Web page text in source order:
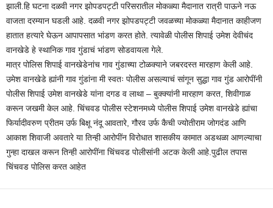
झाली.हि घटना दळवी नगर झोपडपट्टी परिसरातील मोकळ्या मैदानात रात्री पाऊने नऊ
वाजता दरम्यान घडली आहे. दळवी नगर झोपडपट्टी जवळच्या मोकळ्या मैदानात काहीजण
हातात हत्यारे घेऊन आपापसात भांडण करत होते. त्यावेळी पोलीस शिपाई उमेश देवीचंद
वानखेडे हे स्थानिक गाव गुंडाचं भांडण सोडवायला गेले.
मात्र पोलिस शिपाई वानखेडेनांच गाव गुंडाच्या टोळक्याने जबरदस्त मारहाण केली आहे.
उमेश वानखेडे ह्यांनी गाव गुंडांना मी स्वतः पोलीस असल्याचं सांगून सुद्धा गाव गुंड आरोपींनी
पोलीस शिपाई उमेश वानखेडे यांना दगड व लाथा – बुक्क्यांनी मारहाण करत, शिवीगाळ
करून जखमी केल आहे. चिंचवड पोलीस स्टेशनमध्ये पोलीस शिपाई उमेश वानखेडे ह्यांचा
फिर्यादीवरुण प्रीतम उर्फ बिक्षू नंदू आवतारे, गौरव उर्फ कैची ज्योतीराम जोगदंड आणि
आकाश शिवाजी अवतारे या तिन्ही आरोपींन विरोधात शासकीय कामात अडथळा आणल्याचा
गुन्हा दाखल करून तिन्ही आरोपींना चिंचवड पोलीसांनी अटक केली आहे.पुढील तपास
चिंचवड पोलिस करत आहेत